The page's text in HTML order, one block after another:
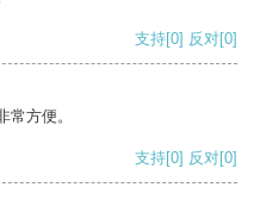
支持[0] 反对[0]
方便。
支持[0] 反对[0]